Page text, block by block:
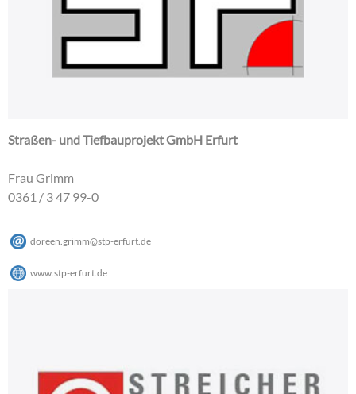
Straßen- und Tiefbauprojekt GmbH Erfurt
Frau Grimm
0361 / 3 47 99-0
doreen.grimm@stp-erfurt de
www.stp-erfurt.de